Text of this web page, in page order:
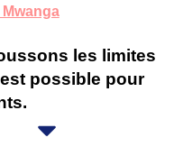
les limites
possible pour